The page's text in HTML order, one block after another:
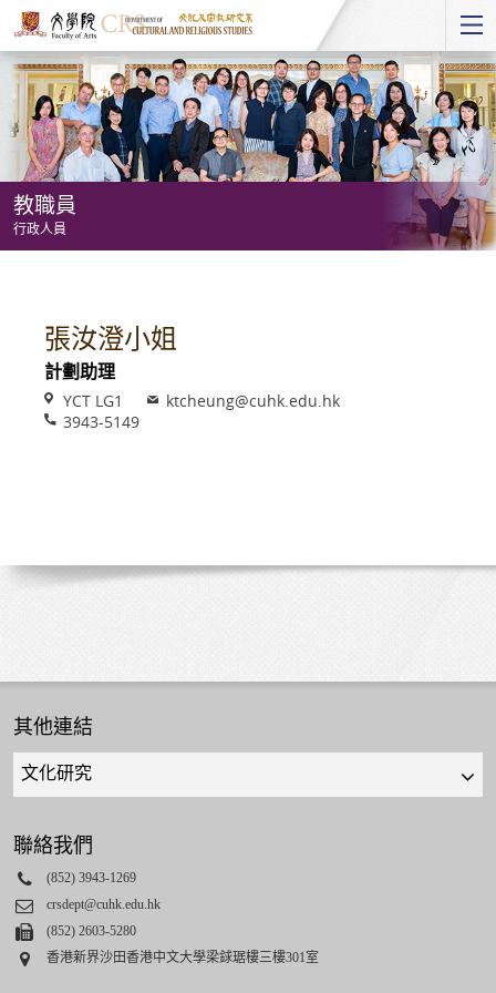
Start
main
Content
教職員
行政人員
張汝澄小姐
計劃助理
VenueYCT LG1 Emailktcheung@cuhk.edu.hk
Phone3943-5149
其他連結
Quick
links
select
聯絡我們
Phone
(852) 3943-1269
Email
crsdept@cuhk.edu.hk
Fax(852) 2603-5280
Address
香港新界沙田香港中文大學梁銶琚樓三樓301室